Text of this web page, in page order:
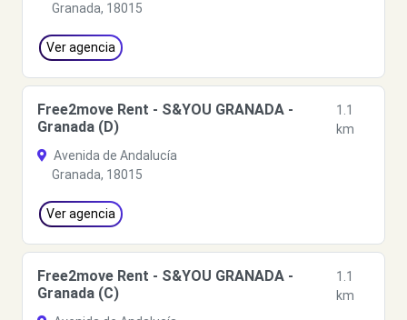
Granada, 18015
Ver agencia
Free2move Rent - S&YOU GRANADA -
Granada (D)
1.1
km
Avenida de Andalucía
Granada, 18015
Ver agencia
Free2move Rent - S&YOU GRANADA -
Granada (C)
1.1
km